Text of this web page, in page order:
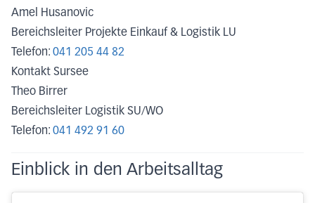
Amel Husanovic
Bereichsleiter Projekte Einkauf & Logistik LU
Telefon: 041 205 44 82
Kontakt Sursee
Theo Birrer
Bereichsleiter Logistik SU/WO
Telefon: 041 492 91 60
Einblick in den Arbeitsalltag